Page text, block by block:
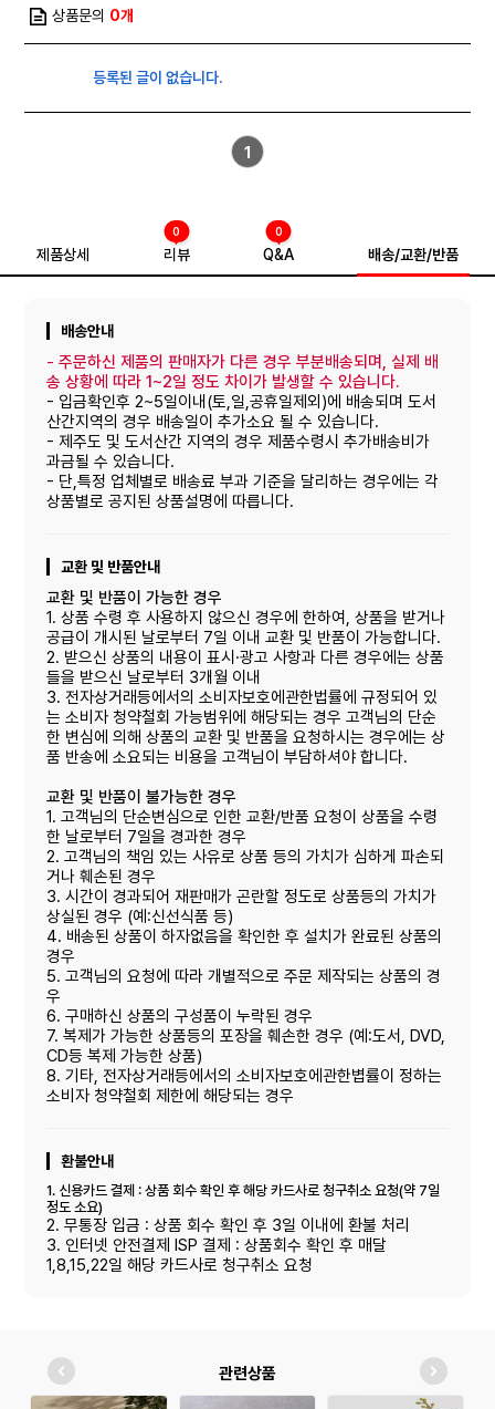
상품문의 0개
등록된 글이 없습니다.
1
제품상세 리뷰
0
Q&A
0
배송/교환/반품
배송안내
-주문하신 제품의 판매자가 다른 경우 부분배송되며, 실제 배
송 상황에 따라 1~2일 정도 차이가 발생할 수 있습니다.
- 입금확인후 2~5일이내(토,일,공휴일제외)에 배송되며 도서
산간지역의 경우 배송일이 추가소요 될 수 있습니다.
- 제주도 및 도서산간 지역의 경우 제품수령시 추가배송비가
과금될 수 있습니다.
- 단,특정 업체별로 배송료 부과 기준을 달리하는 경우에는 각
상품별로 공지된 상품설명에 따릅니다.
교환 및 반품안내
교환 및 반품이 가능한 경우
1. 상품 수령 후 사용하지 않으신 경우에 한하여, 상품을 받거나
공급이 개시된 날로부터 7일 이내 교환 및 반품이 가능합니다.
2. 받으신 상품의 내용이 표시·광고 사항과 다른 경우에는 상품
들을 받으신 날로부터 3개월 이내
3. 전자상거래등에서의 소비자보호에관한법률에 규정되어 있
는 소비자 청약철회 가능범위에 해당되는 경우 고객님의 단순
한 변심에 의해 상품의 교환 및 반품을 요청하시는 경우에는 상
품 반송에 소요되는 비용을 고객님이 부담하셔야 합니다.
교환 및 반품이 불가능한 경우
1. 고객님의 단순변심으로 인한 교환/반품 요청이 상품을 수령
한 날로부터 7일을 경과한 경우
2. 고객님의 책임 있는 사유로 상품 등의 가치가 심하게 파손되
거나 훼손된 경우
3. 시간이 경과되어 재판매가 곤란할 정도로 상품등의 가치가
상실된 경우 (예:신선식품 등)
4. 배송된 상품이 하자없음을 확인한 후 설치가 완료된 상품의
경우
5. 고객님의 요청에 따라 개별적으로 주문 제작되는 상품의 경
우
6. 구매하신 상품의 구성품이 누락된 경우
7. 복제가 가능한 상품등의 포장을 훼손한 경우 (예:도서, DVD,
CD등 복제 가능한 상품)
8. 기타, 전자상거래등에서의 소비자보호에관한볍률이 정하는
소비자 청약철회 제한에 해당되는 경우
환불안내
1. 신용카드 결제 : 상품 회수 확인 후 해당 카드사로 청구취소 요청(약 7일
정도 소요)
2. 무통장 입금 : 상품 회수 확인 후 3일 이내에 환불 처리
3. 인터넷 안전결제 ISP 결제 : 상품회수 확인 후 매달
1,8,15,22일 해당 카드사로 청구취소 요청
관련상품